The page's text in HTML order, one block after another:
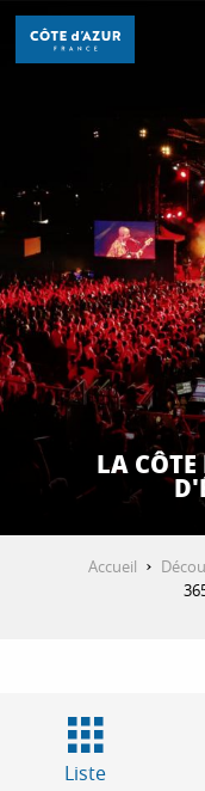
Aller
contenu
À FAIRE
LA
Accueil
Liste